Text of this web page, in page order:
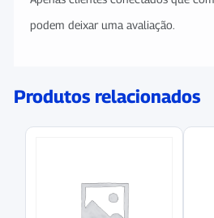
podem deixar uma avaliação.
Produtos relacionados